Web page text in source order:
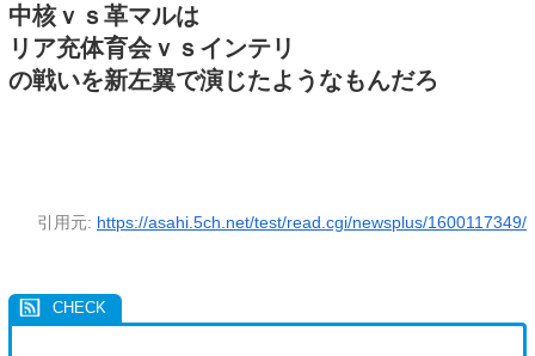
中核ｖｓ革マルは
リア充体育会ｖｓインテリ
の戦いを新左翼で演じたようなもんだろ
引用元: https://asahi.5ch.net/test/read.cgi/newsplus/1600117349/